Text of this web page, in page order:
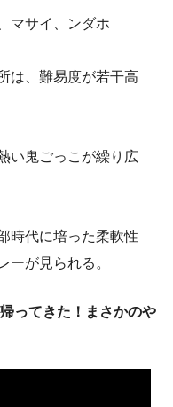
マサイ、ンダホ
は、難易度が若干高
い鬼ごっこが繰り広
時代に培った柔軟性
ーが見られる。
ってきた！まさかのや